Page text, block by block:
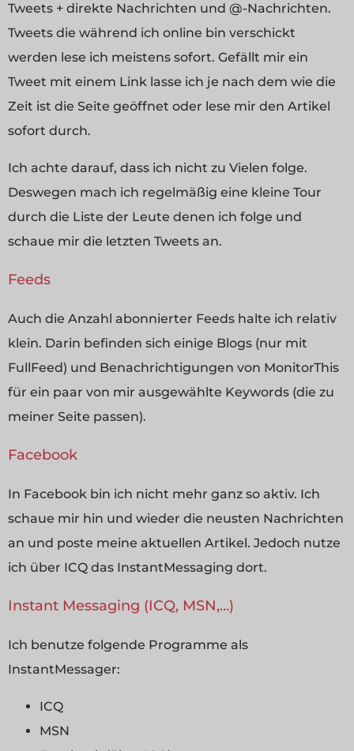
Tweets + direkte Nachrichten und @-Nachrichten.
Tweets die während ich online bin verschickt
werden lese ich meistens sofort. Gefällt mir ein
Tweet mit einem Link lasse ich je nach dem wie die
Zeit ist die Seite geöffnet oder lese mir den Artikel
sofort durch.
Ich achte darauf, dass ich nicht zu Vielen folge.
Deswegen mach ich regelmäßig eine kleine Tour
durch die Liste der Leute denen ich folge und
schaue mir die letzten Tweets an.
Feeds
Auch die Anzahl abonnierter Feeds halte ich relativ
klein. Darin befinden sich einige Blogs (nur mit
FullFeed) und Benachrichtigungen von MonitorThis
für ein paar von mir ausgewählte Keywords (die zu
meiner Seite passen).
Facebook
In Facebook bin ich nicht mehr ganz so aktiv. Ich
schaue mir hin und wieder die neusten Nachrichten
an und poste meine aktuellen Artikel. Jedoch nutze
ich über ICQ das InstantMessaging dort.
Instant Messaging (ICQ, MSN,…)
Ich benutze folgende Programme als
InstantMessager:
ICQ
MSN